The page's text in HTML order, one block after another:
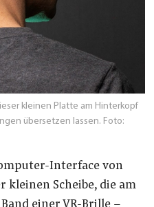
kleinen Platte am Hinterkopf
übersetzen lassen. Foto:
Interface von
kleinen Scheibe, die am